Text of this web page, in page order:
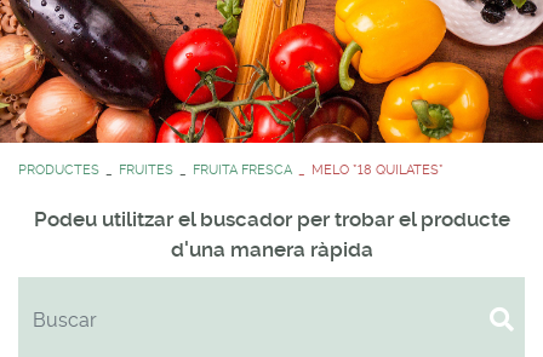
PRODUCTES FRUITES FRUITA FRESCA MELO *18 QUILATES*
Podeu utilitzar el buscador per trobar el producte
d'una manera ràpida